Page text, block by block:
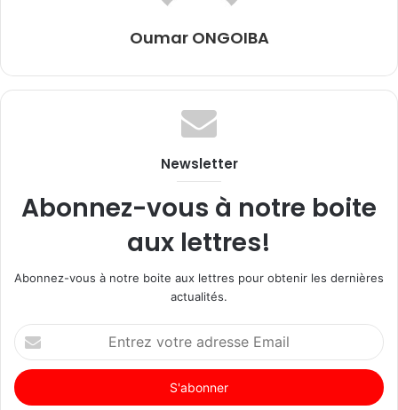
Oumar ONGOIBA
Newsletter
Abonnez-vous à notre boite
aux lettres!
Abonnez-vous à notre boite aux lettres pour obtenir les dernières
actualités.
Entrez
votre
adresse
Email